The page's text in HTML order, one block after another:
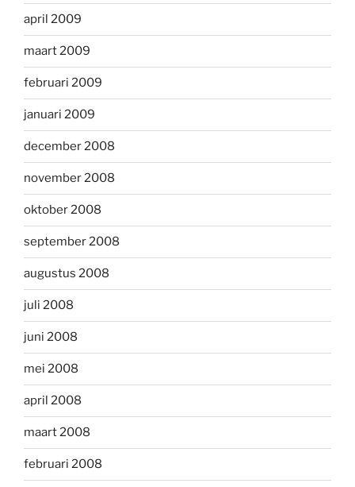
april 2009
maart 2009
februari 2009
januari 2009
december 2008
november 2008
oktober 2008
september 2008
augustus 2008
juli 2008
juni 2008
mei 2008
april 2008
maart 2008
februari 2008